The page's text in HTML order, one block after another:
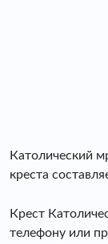
Католический
креста
Крест
телефону или